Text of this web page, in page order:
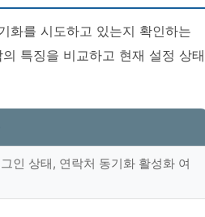
화를 시도하고 있는지 확인하는
특징을 비교하고 현재 설정 상태
인 상태, 연락처 동기화 활성화 여